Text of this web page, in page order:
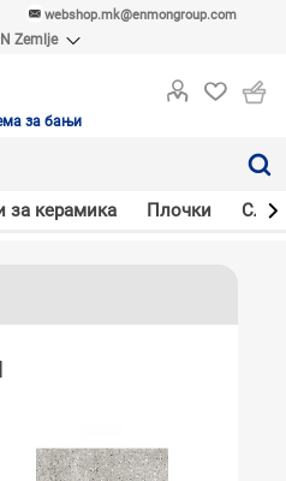
webshop.mk@enmongroup.com
Zemlje
MKD
за бањи
за керамика Плочки